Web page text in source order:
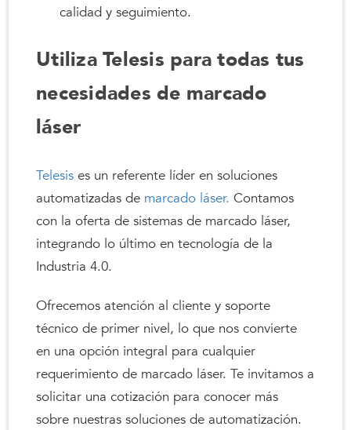
calidad y seguimiento.
Utiliza Telesis para todas tus
necesidades de marcado
láser
Telesis es un referente líder en soluciones
automatizadas de marcado láser. Contamos
con la oferta de sistemas de marcado láser,
integrando lo último en tecnología de la
Industria 4.0.
Ofrecemos atención al cliente y soporte
técnico de primer nivel, lo que nos convierte
en una opción integral para cualquier
requerimiento de marcado láser. Te invitamos a
solicitar una cotización para conocer más
sobre nuestras soluciones de automatización.